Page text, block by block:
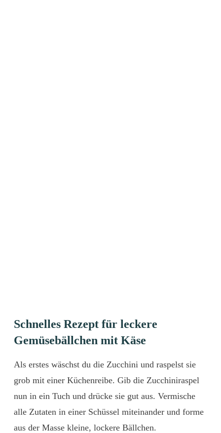
Schnelles Rezept für leckere
Gemüsebällchen mit Käse
Als erstes wäschst du die Zucchini und raspelst sie
grob mit einer Küchenreibe. Gib die Zucchiniraspel
nun in ein Tuch und drücke sie gut aus. Vermische
alle Zutaten in einer Schüssel miteinander und forme
aus der Masse kleine, lockere Bällchen.